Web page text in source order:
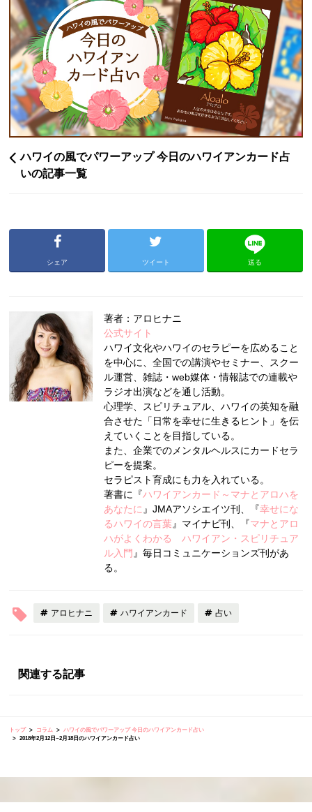
ハワイの風でパワーアップ 今日のハワイアンカード占
いの記事一覧
シェア ツイート 送る
著者：アロヒナニ
公式サイト
ハワイ文化やハワイのセラピーを広めること
を中心に、全国での講演やセミナー、スクー
ル運営、雑誌・web媒体・情報誌での連載や
ラジオ出演などを通し活動。
心理学、スピリチュアル、ハワイの英知を融
合させた「日常を幸せに生きるヒント」を伝
えていくことを目指している。
また、企業でのメンタルヘルスにカードセラ
ピーを提案。
セラピスト育成にも力を入れている。
著書に『ハワイアンカード～マナとアロハを
あなたに 』JMAアソシエイツ刊、『幸せにな
るハワイの言葉 』マイナビ刊、『マナとアロ
ハがよくわかる ハワイアン・スピリチュア
ル入門 』毎日コミュニケーションズ刊があ
る。
アロヒナニ ハワイアンカード 占い
関連する記事
トップ コラム
ハワイの風でパワーアップ 今日のハワイアンカード占い
2018年2月12日~2月18日のハワイアンカード占い